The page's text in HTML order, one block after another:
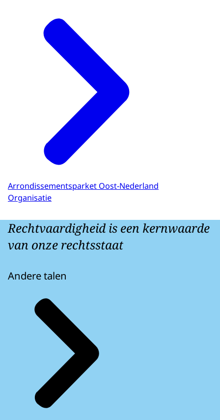
Arrondissementsparket Oost-Nederland
Organisatie
Rechtvaardigheid is een kernwaarde
van onze rechtsstaat
Andere talen